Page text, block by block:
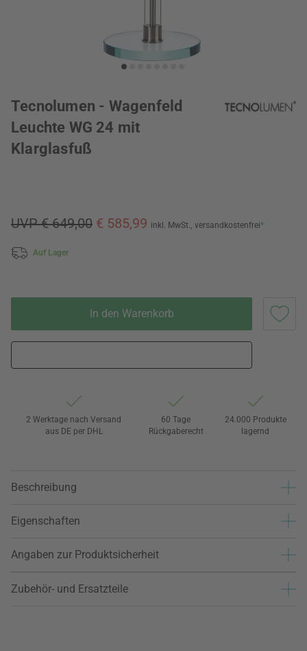
Tecnolumen - Wagenfeld
Leuchte WG 24 mit
Klarglasfuß
UVP € 649,00 € 585,99 inkl. MwSt., versandkostenfrei*
Auf Lager
In den Warenkorb
2 Werktage nach Versand
aus DE per DHL
60 Tage
Rückgaberecht
24.000 Produkte
lagernd
Beschreibung
Eigenschaften
Angaben zur Produktsicherheit
Zubehör- und Ersatzteile